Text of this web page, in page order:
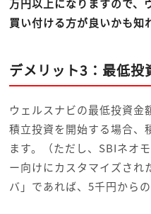
万円以上になりますので、
買い付ける方が良いかも知
デメリット3：最低投
ウェルスナビの最低投資金
積立投資を開始する場合、
ます。（ただし、SBIネオ
ー向けにカスタマイズさ
バ」であれば、5千円から